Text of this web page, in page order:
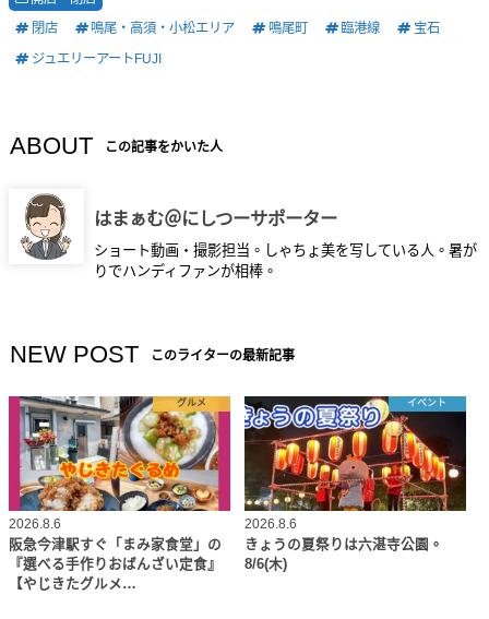
閉店
鳴尾・高須・小松エリア 鳴尾町 臨港線
宝石
ジュエリーアートFUJI
ABOUT この記事をかいた人
はまぁむ＠にしつーサポーター
ショート動画・撮影担当。しゃちょ美を写している人。暑が
りでハンディファンが相棒。
NEW POST このライターの最新記事
グルメ
2026.8.6
阪急今津駅すぐ「まみ家食堂」の
『選べる手作りおばんざい定食』
【やじきたグルメ…
イベント
2026.8.6
きょうの夏祭りは六湛寺公園。
8/6(木)